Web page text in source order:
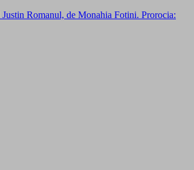
Romanul, de Monahia Fotini. Prorocia: